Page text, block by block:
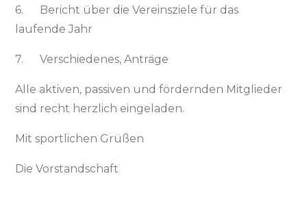
6. Bericht über die Vereinsziele für das
laufende Jahr
7. Verschiedenes, Anträge
Alle aktiven, passiven und fördernden Mitglieder
sind recht herzlich eingeladen.
Mit sportlichen Grüßen
Die Vorstandschaft